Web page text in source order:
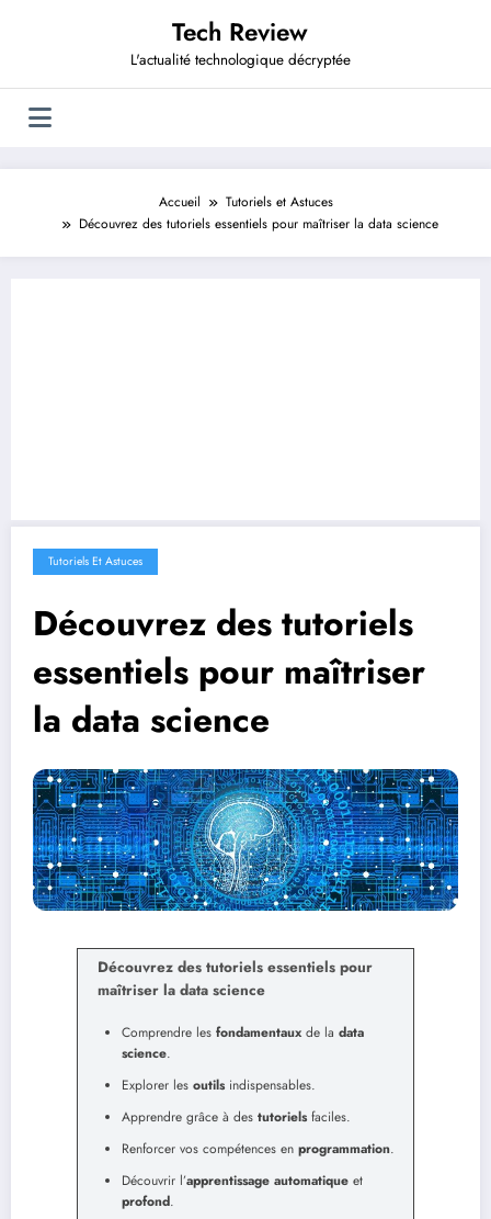
Tech Review
L'actualité technologique décryptée
Accueil
Tutoriels et Astuces
Découvrez des tutoriels essentiels pour maîtriser la data science
Tutoriels Et Astuces
Découvrez des tutoriels
essentiels pour maîtriser
la data science
Découvrez des tutoriels essentiels pour
maîtriser la data science
Comprendre les fondamentaux de la data
science.
Explorer les outilsindispensables.
Apprendre grâce à des tutorielsfaciles.
Renforcer vos compétences en programmation.
Découvrir l’apprentissage automatique et
profond.